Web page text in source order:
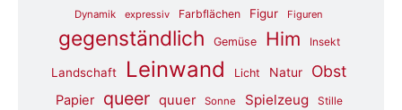
Dynamik
expressiv Farbflächen Figur Figuren
gegenständlich Gemüse Him Insekt
Landschaft Leinwand Licht Natur Obst
Papier queer quuer Sonne Spielzeug Stille